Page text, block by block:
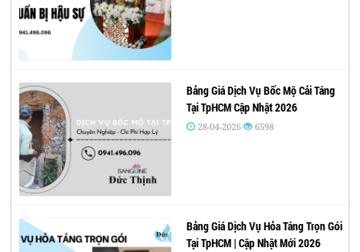
Bảng Giá Dịch Vụ Bốc Mộ Cải Táng
Tại TpHCM Cập Nhật 2026
28-04-2026 6598
Bảng Giá Dịch Vụ Hỏa Táng Trọn Gói
Tại TpHCM | Cập Nhật Mới 2026